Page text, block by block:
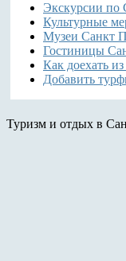
Экскурсии по
Культурные
Музеи Санкт
Гостиницы
Как доехать
Добавить
Туризм и отдых в